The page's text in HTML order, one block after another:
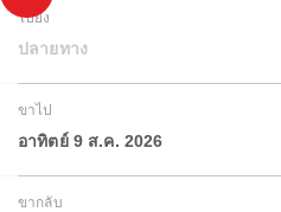
ไปยัง
ปลายทาง
ขาไป
อาทิตย์ 9 ส.ค. 2026
ขากลับ